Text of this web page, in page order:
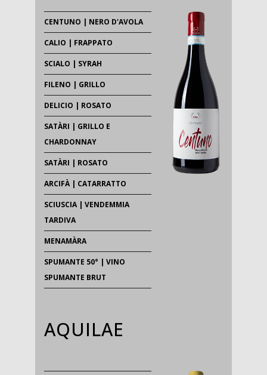
CENTUNO | NERO D'AVOLA
CALIO | FRAPPATO
SCIALO | SYRAH
FILENO | GRILLO
DELICIO | ROSATO
SATÀRI | GRILLO E
CHARDONNAY
SATÀRI | ROSATO
ARCIFÀ | CATARRATTO
SCIUSCIA | VENDEMMIA
TARDIVA
MENAMÀRA
SPUMANTE 50° | VINO
SPUMANTE BRUT
AQUILAE